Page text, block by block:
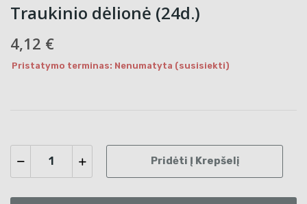
Traukinio dėlionė (24d.)
4,12 €
Pristatymo terminas: Nenumatyta (susisiekti)
Pridėti Į Krepšelį